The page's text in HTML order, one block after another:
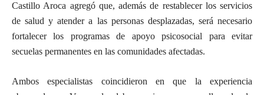
Castillo Aroca agregó que, además de restablecer los servicios
de salud y atender a las personas desplazadas, será necesario
fortalecer los programas de apoyo psicosocial para evitar
secuelas permanentes en las comunidades afectadas.
Ambos especialistas coincidieron en que la experiencia